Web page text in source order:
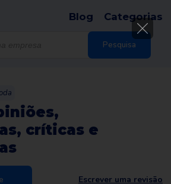
Pesquisa
Blog Categorias
críticas e
Escrever uma revisão